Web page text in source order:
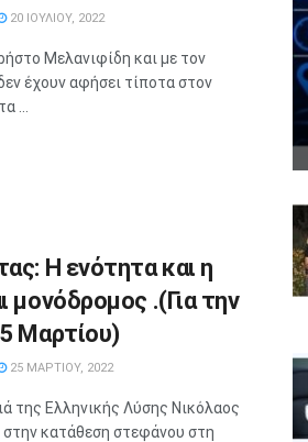
20 ΙΟΥΛΊΟΥ, 2022
Μελανιφίδη και με τον
έχουν αφήσει τίποτα στον
...
Η ενότητα και η
μονόδρομος .(Για την
Μαρτίου)
25 ΜΑΡΤΊΟΥ, 2022
της Ελληνικής Λύσης Νικόλαος
κατάθεση στεφάνου στη